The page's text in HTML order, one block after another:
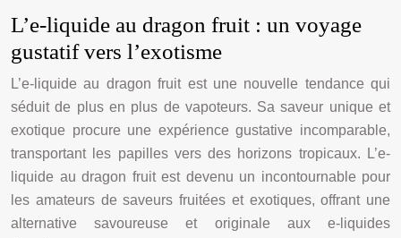
L’e-liquide au dragon fruit : un voyage
gustatif vers l’exotisme
L’e-liquide au dragon fruit est une nouvelle tendance qui
séduit de plus en plus de vapoteurs. Sa saveur unique et
exotique procure une expérience gustative incomparable,
transportant les papilles vers des horizons tropicaux. L’e-
liquide au dragon fruit est devenu un incontournable pour
les amateurs de saveurs fruitées et exotiques, offrant une
alternative savoureuse et originale aux e-liquides